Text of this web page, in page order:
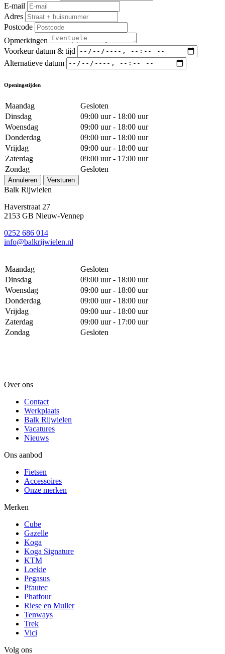
E-mail
Adres
Postcode
Opmerkingen
Voorkeur datum & tijd
Alternatieve datum
Openingstijden
Maandag
Gesloten
Dinsdag
09:00 uur - 18:00 uur
Woensdag
09:00 uur - 18:00 uur
Donderdag
09:00 uur - 18:00 uur
Vrijdag
09:00 uur - 18:00 uur
Zaterdag
09:00 uur - 17:00 uur
Zondag
Gesloten
Annuleren Versturen
Balk Rijwielen
Haverstraat 27
2153 GB Nieuw-Vennep
0252 686 014
info@balkrijwielen.nl
Maandag
Gesloten
Dinsdag
09:00 uur - 18:00 uur
Woensdag
09:00 uur - 18:00 uur
Donderdag
09:00 uur - 18:00 uur
Vrijdag
09:00 uur - 18:00 uur
Zaterdag
09:00 uur - 17:00 uur
Zondag
Gesloten
Over ons
Contact
Werkplaats
Balk Rijwielen
Vacatures
Nieuws
Ons aanbod
Fietsen
Accessoires
Onze merken
Merken
Cube
Gazelle
Koga
Koga Signature
KTM
Loekie
Pegasus
Pfautec
Phatfour
Riese en Muller
Tenways
Trek
Vici
Volg ons